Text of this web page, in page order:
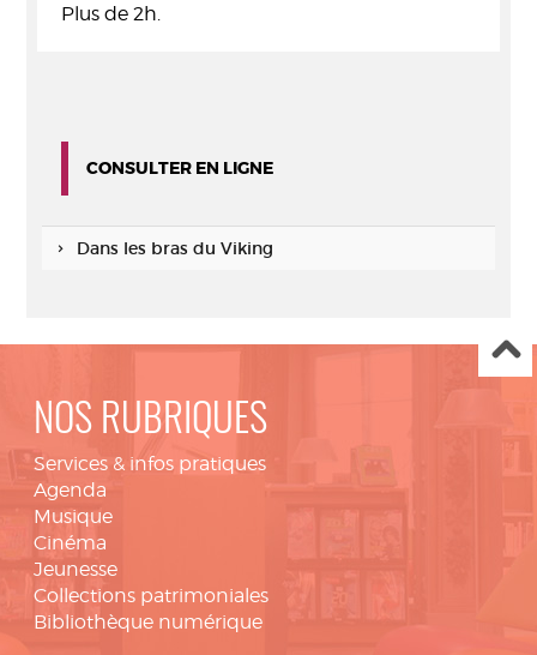
Plus de 2h.
CONSULTER EN LIGNE
Dans les bras du Viking
NOS RUBRIQUES
Services & infos pratiques
Agenda
Musique
Cinéma
Jeunesse
Collections patrimoniales
Bibliothèque numérique